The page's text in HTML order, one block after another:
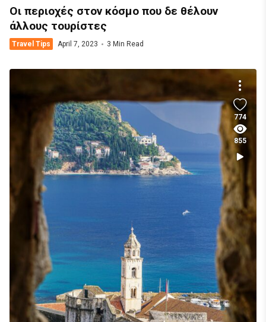
Οι περιοχές στον κόσμο που δε θέλουν
άλλους τουρίστες
Travel Tips April 7, 2023 3 Min Read
774
855